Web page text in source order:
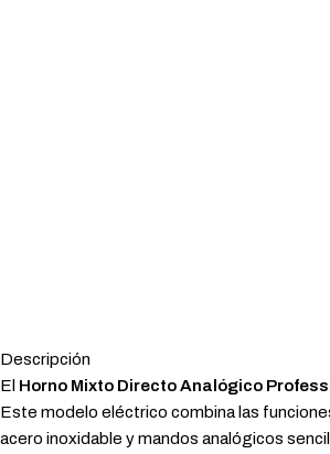
Descripción
El Horno Mixto Directo Analógico
Este modelo eléctrico combina las
acero inoxidable y mandos analógicos